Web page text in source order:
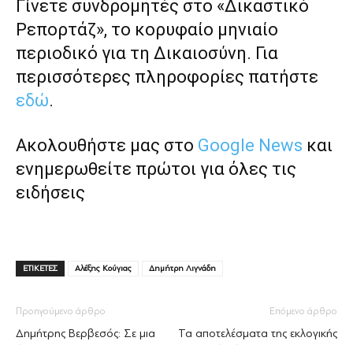
Γίνετε συνδρομητές στο «Δικαστικό
Ρεπορτάζ», το κορυφαίο μηνιαίο
περιοδικό για τη Δικαιοσύνη. Για
περισσότερες πληροφορίες πατήστε
εδώ.
Ακολουθήστε μας στο Google News και
ενημερωθείτε πρώτοι για όλες τις
ειδήσεις
ΕΤΙΚΕΤΕΣ Αλέξης Κούγιας Δημήτρη Λιγνάδη
Προηγούμενο άρθρο
Δημήτρης Βερβεσός: Σε μια
Επόμενο άρθρο
Τα αποτελέσματα της εκλογικής